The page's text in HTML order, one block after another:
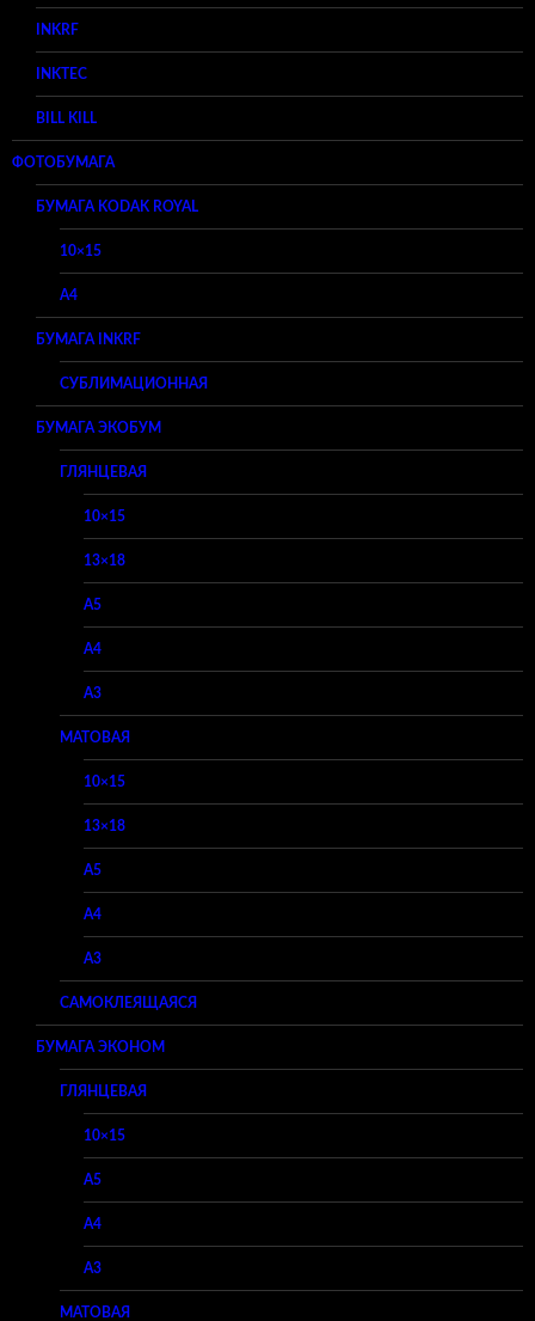
INKRF
INKTEC
BILL KILL
ФОТОБУМАГА
БУМАГА KODAK ROYAL
10×15
A4
БУМАГА INKRF
СУБЛИМАЦИОННАЯ
БУМАГА ЭКОБУМ
ГЛЯНЦЕВАЯ
10×15
13×18
A5
A4
A3
МАТОВАЯ
10×15
13×18
A5
A4
A3
САМОКЛЕЯЩАЯСЯ
БУМАГА ЭКОНОМ
ГЛЯНЦЕВАЯ
10×15
A5
A4
A3
МАТОВАЯ